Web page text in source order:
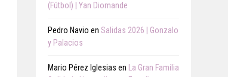
(Fútbol) | Yan Diomande
Pedro Navio en Salidas 2026 | Gonzalo
y Palacios
Mario Pérez Iglesias en
La Gran Familia